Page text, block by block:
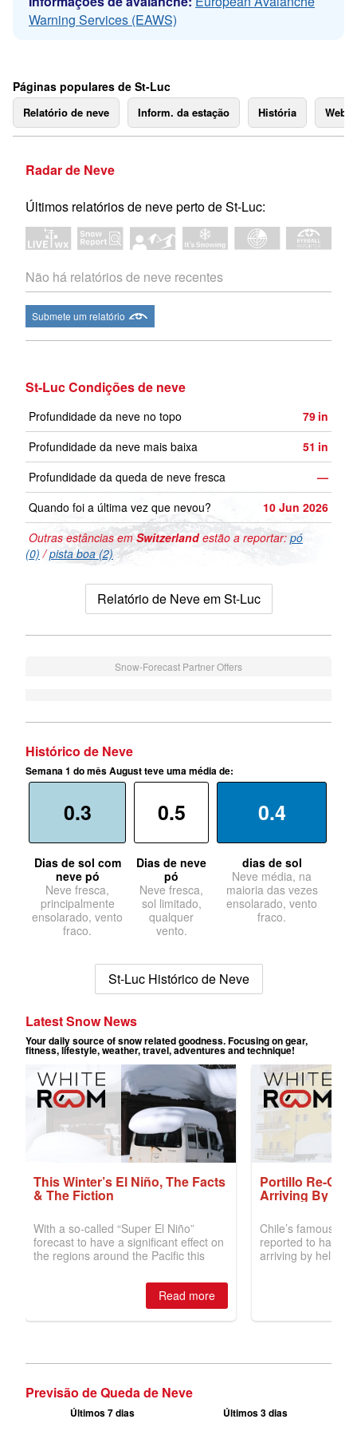
Warning Services (EAWS)
Páginas populares de St-Luc
Relatório de neve Inform. da estação História
Radar de Neve
Últimos relatórios de neve perto de St-Luc:
Não há relatórios de neve recentes
Submete um relatório
St-Luc Condições de neve
Profundidade da neve no topo 79 in
Profundidade da neve mais baixa
51 in
Profundidade da queda de neve fresca
—
Quando foi a última vez que nevou?
10 Jun 2026
Outras estâncias emSwitzerlandestão a reportar: pó
(0) /pista boa (2)
Relatório de Neve em St-Luc
Snow-Forecast Partner Offers
Histórico de Neve
Semana 1 do mês August teve uma média de:
0.3
Dias de sol com
neve pó
Neve fresca,
principalmente
ensolarado, vento
fraco.
0.5
Dias de neve
pó
Neve fresca,
sol limitado,
qualquer
vento.
0.4
dias de sol
Neve média, na
maioria das vezes
ensolarado, vento
fraco.
St-Luc Histórico de Neve
Previsão de Queda de Neve
Últimos 7 dias Últimos 3 dias